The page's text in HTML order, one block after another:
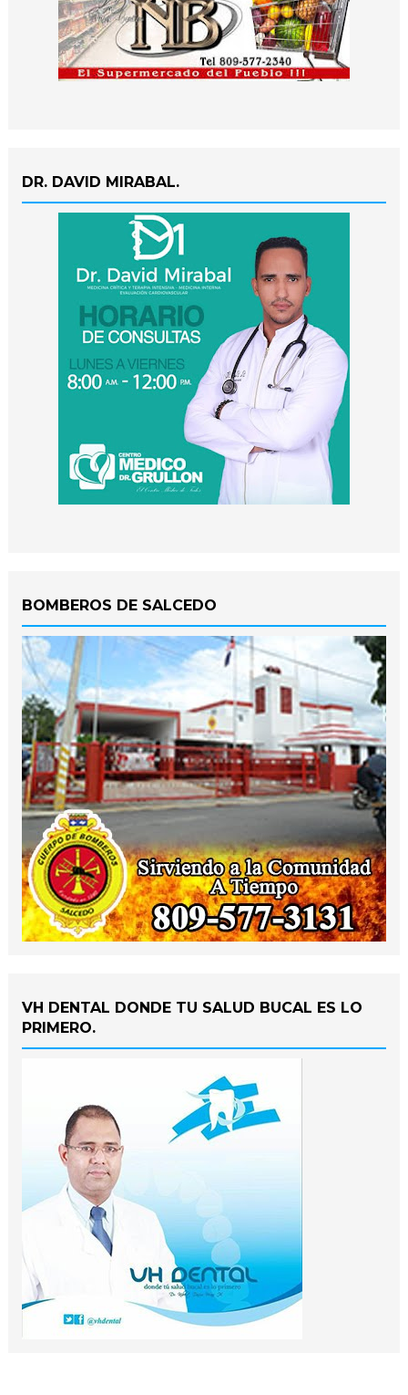
DR. DAVID MIRABAL.
BOMBEROS DE SALCEDO
VH DENTAL DONDE TU SALUD BUCAL ES LO
PRIMERO.